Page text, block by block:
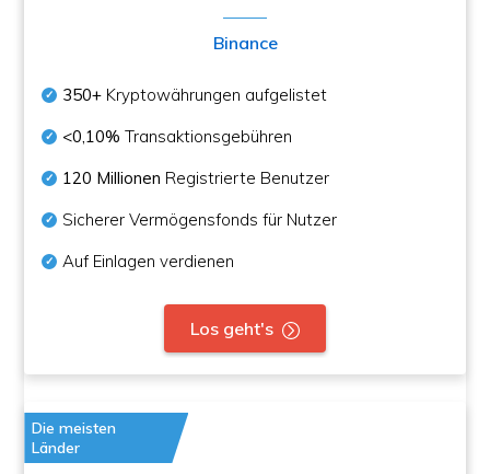
Binance
350+ Kryptowährungen aufgelistet
<0,10% Transaktionsgebühren
120 Millionen Registrierte Benutzer
Sicherer Vermögensfonds für Nutzer
Auf Einlagen verdienen
Los geht's
Die meisten
Länder